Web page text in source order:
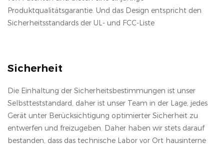
Produktqualitätsgarantie. Und das Design entspricht den
Sicherheitsstandards der UL- und FCC-Liste
Sicherheit
Die Einhaltung der Sicherheitsbestimmungen ist unser
Selbstteststandard, daher ist unser Team in der Lage, jedes
Gerät unter Berücksichtigung optimierter Sicherheit zu
entwerfen und freizugeben. Daher haben wir stets darauf
bestanden, dass das technische Labor vor Ort hausinterne